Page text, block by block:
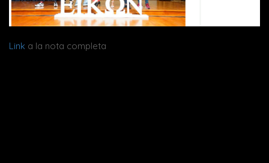
Link a la nota completa